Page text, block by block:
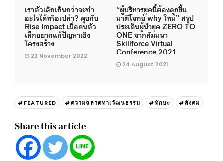
เราตัวเล็กเกินกว่าจะทำ
อะไรได้หรือเปล่า? คุยกับ
Rise Impact เมื่อคนตัว
เล็กอยากแก้ปัญหาเชิง
โครงสร้าง
22 November 2022
“ผู้บริหารยุคนี้ต้องลุกขึ้น
มาตีโจทย์ why ใหม่” สรุป
ประเด็นผู้นำยุค ZERO TO
ONE จากสัมมนา
Skillforce Virtual
Conference 2021
24 August 2021
#FEATURED #ความฉลาดทางวัฒนธรรม #ทักษะ #สังคม
Share this article